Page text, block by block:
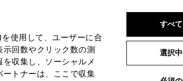
使用して、ユーザーに合
回数やクリック数の測
収集し、ソーシャルメ
トナーは、ここで収集
すべ
選択
ロ